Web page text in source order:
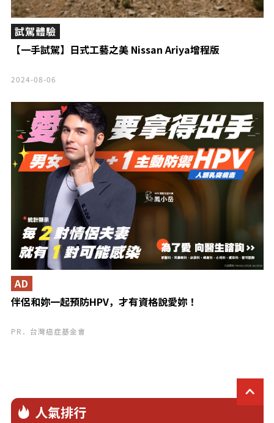
【一手試駕】日式工藝之美 Nissan Ariya增程版
試駕體驗
2024-08-06
伴侶和妳一起預防HPV，才有資格說愛妳！
AD
PR．台灣癌症基金會
人氣排行